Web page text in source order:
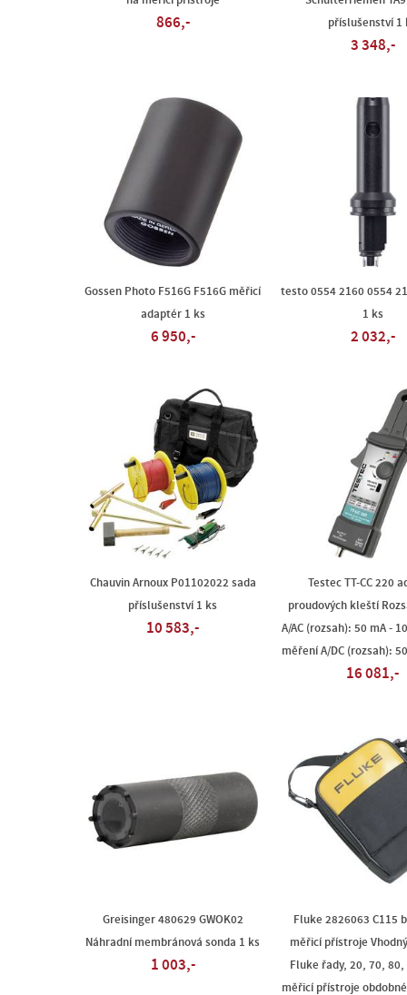
866,-
příslušenství 1
3 348,-
Gossen Photo F516G F516G měřicí
adaptér 1 ks
6 950,-
testo 0554 2160 0554
1 ks
2 032,-
Chauvin Arnoux P01102022 sada
příslušenství 1 ks
10 583,-
Testec TT-CC 220
proudových kleští
A/AC (rozsah): 50 mA -
měření A/DC (rozsah):
16 081,-
Greisinger 480629 GWOK02
Náhradní membránová sonda 1 ks
1 003,-
Fluke 2826063 C115
měřicí přístroje
Fluke řady, 20, 70, 80,
měřicí přístroje